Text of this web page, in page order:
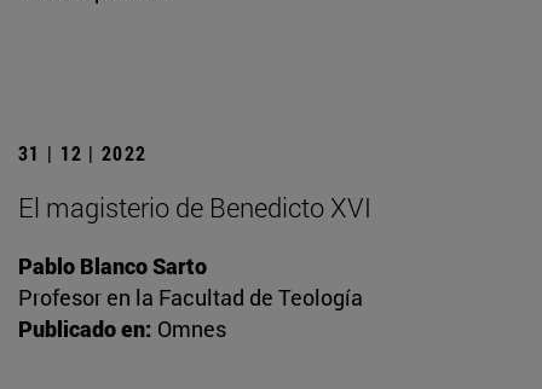
31 | 12 | 2022
El magisterio de Benedicto XVI
Pablo Blanco Sarto
Profesor en la Facultad de Teología
Publicado en: Omnes